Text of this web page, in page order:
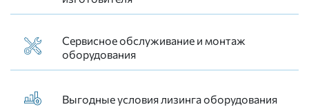
Сервисное обслуживание и монтаж
оборудования
Выгодные условия лизинга оборудования